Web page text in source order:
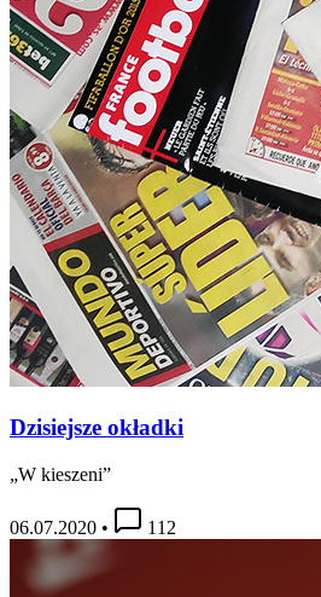
Dzisiejsze okładki
„W kieszeni”
06.07.2020 • 112